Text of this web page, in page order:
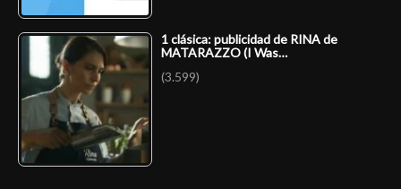
1 clásica: publicidad de RINA de
MATARAZZO (I Was…
(3.599)